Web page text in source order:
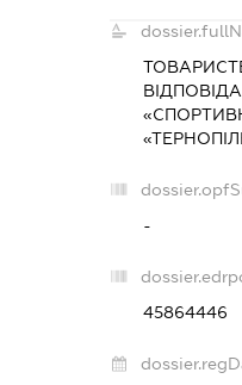
-
45864446